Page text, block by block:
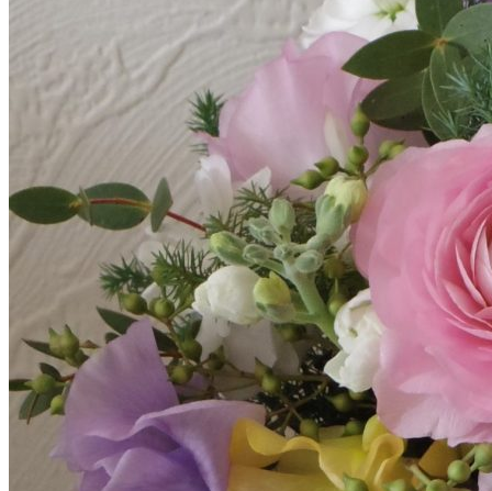
オリジナルオンラインショップ
こだわりAKITAセレクトショップ